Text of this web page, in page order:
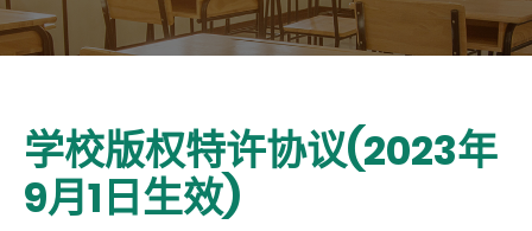
学校版权特许协议(2023年
9月1日生效)